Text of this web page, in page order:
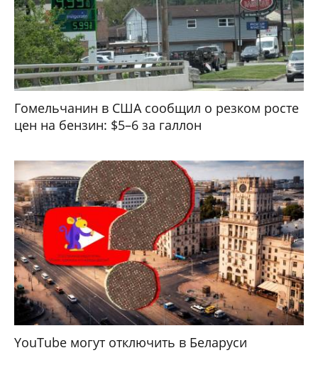
Гомельчанин в США сообщил о резком росте
цен на бензин: $5–6 за галлон
YouTube могут отключить в Беларуси